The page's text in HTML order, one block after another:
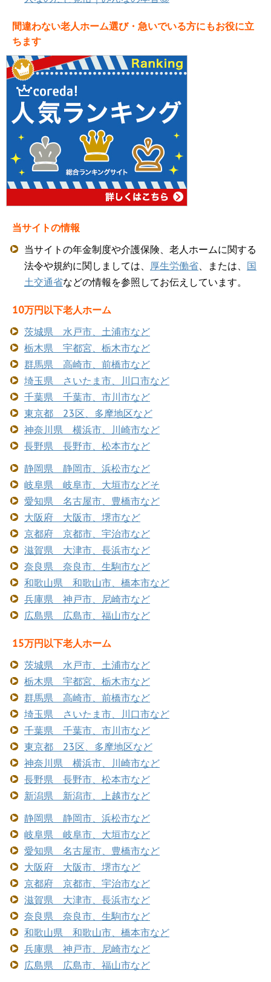
間違わない老人ホーム選び・急いでいる方にもお役に立
ちます
当サイトの情報
当サイトの年金制度や介護保険、老人ホームに関する
法令や規約に関しましては、 厚生労働省 、または、 国
土交通省などの情報を参照してお伝えしています。
10万円以下老人ホーム
茨城県 水戸市、土浦市など
栃木県 宇都宮、栃木市など
群馬県 高崎市、前橋市など
埼玉県 さいたま市、川口市など
千葉県 千葉市、市川市など
東京都 23区、多摩地区など
神奈川県 横浜市、川崎市など
長野県 長野市、松本市など
静岡県 静岡市、浜松市など
岐阜県 岐阜市、大垣市などそ
愛知県 名古屋市、豊橋市など
大阪府 大阪市、堺市など
京都府 京都市、宇治市など
滋賀県 大津市、長浜市など
奈良県 奈良市、生駒市など
和歌山県 和歌山市、橋本市など
兵庫県 神戸市、尼崎市など
広島県 広島市、福山市など
15万円以下老人ホーム
茨城県 水戸市、土浦市など
栃木県 宇都宮、栃木市など
群馬県 高崎市、前橋市など
埼玉県 さいたま市、川口市など
千葉県 千葉市、市川市など
東京都 23区、多摩地区など
神奈川県 横浜市、川崎市など
長野県 長野市、松本市など
新潟県 新潟市、上越市など
静岡県 静岡市、浜松市など
岐阜県 岐阜市、大垣市など
愛知県 名古屋市、豊橋市など
大阪府 大阪市、堺市など
京都府 京都市、宇治市など
滋賀県 大津市、長浜市など
奈良県 奈良市、生駒市など
和歌山県 和歌山市、橋本市など
兵庫県 神戸市、尼崎市など
広島県 広島市、福山市など